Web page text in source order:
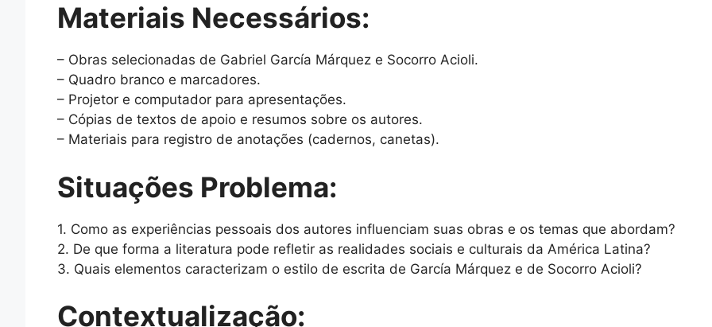
Materiais Necessários:
– Obras selecionadas de Gabriel García Márquez e Socorro Acioli.
– Quadro branco e marcadores.
– Projetor e computador para apresentações.
– Cópias de textos de apoio e resumos sobre os autores.
– Materiais para registro de anotações (cadernos, canetas).
Situações Problema:
1. Como as experiências pessoais dos autores influenciam suas obras e os temas que abordam?
2. De que forma a literatura pode refletir as realidades sociais e culturais da América Latina?
3. Quais elementos caracterizam o estilo de escrita de García Márquez e de Socorro Acioli?
Contextualização: